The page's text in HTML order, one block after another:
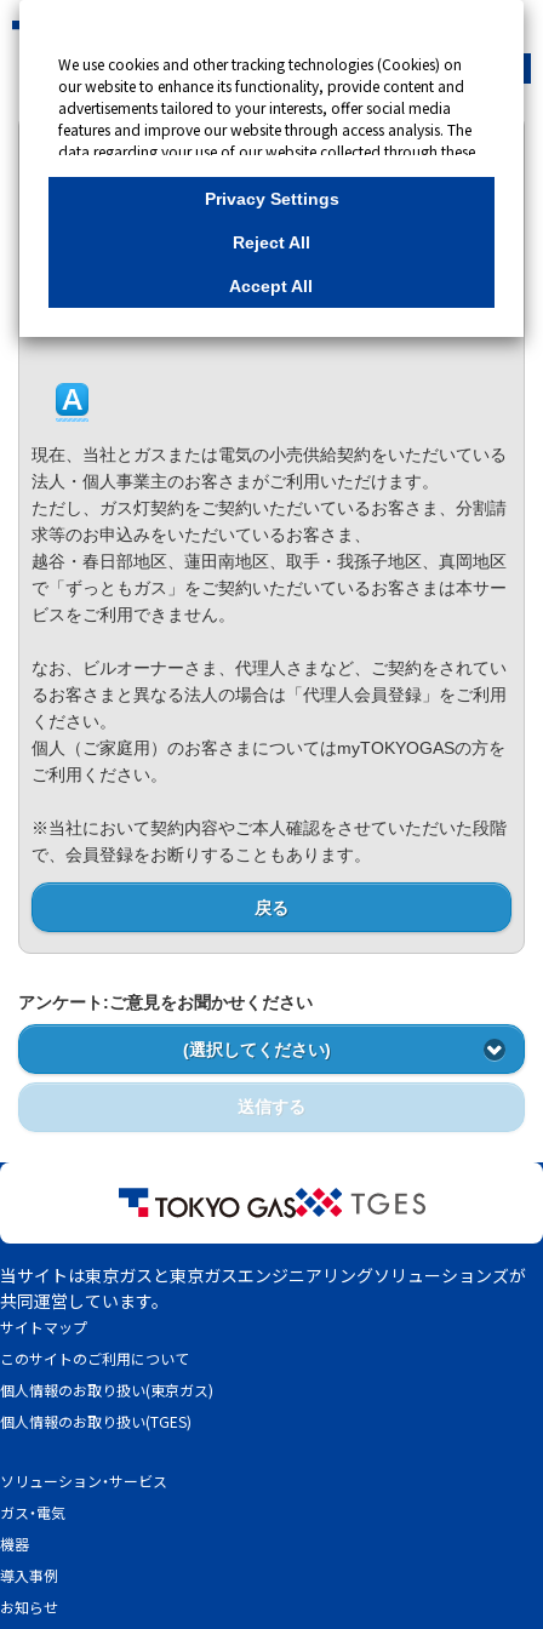
緊急時 会員サイト
カテゴリー表示
No : 10187 更新日時 : 2025/06/16 09:00
myTOKYOGASビジネスはどんな人が利用できま
カテゴリー： 全般
現在、当社とガスまたは電気の小売供給契約をいただいている
法人・個人事業主のお客さまがご利用いただけます。
ただし、ガス灯契約をご契約いただいているお客さま、分割請
求等のお申込みをいただいているお客さま、
越谷・春日部地区、蓮田南地区、取手・我孫子地区、真岡地区
で「ずっともガス」をご契約いただいているお客さまは本サー
ビスをご利用できません。
なお、ビルオーナーさま、代理人さまなど、ご契約をされてい
るお客さまと異なる法人の場合は「代理人会員登録」をご利用
ください。
個人（ご家庭用）のお客さまについてはmyTOKYOGASの方を
ご利用ください。
※当社において契約内容やご本人確認をさせていただいた段階
で、会員登録をお断りすることもあります。
戻る
アンケート:ご意見をお聞かせください
(選択してください)
送信する
サイトマップ
このサイトのご利用について
個人情報のお取り扱い(東京ガス)
個人情報のお取り扱い(TGES)
ソリューション・サービス
ガス・電気
機器
導入事例
お知らせ
当サイトは東京ガスと東京ガスエンジニアリングソリューションズが
共同運営しています。
We use cookies and other tracking technologies (Cookies) on
our website to enhance its functionality, provide content and
advertisements tailored to your interests, offer social media
features and improve our website through access analysis. The
data regarding your use of our website collected through these
Cookies may be shared with our partners that provide
advertising, social media and/or analytics services. These
that you have provided to them or that they have collected
optimise advertisements delivered to you by businesses other
than us on the internet. If you wish to reject the use of all
"Reject All". If you agree to the use of all Cookies, please click
click"Privacy Settings"
rejection settings at any time by clicking the
For more information regarding the processing of personal
information including Cookies on our website, please refer to
Cookies Details
Privacy Policy
Privacy Settings
Reject All
Accept All